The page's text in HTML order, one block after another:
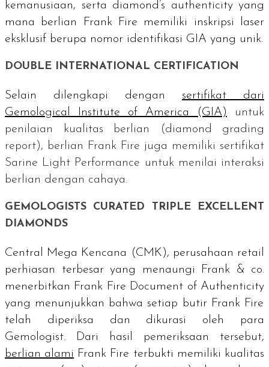
kemanusiaan, serta diamond’s authenticity yang
mana berlian Frank Fire memiliki inskripsi laser
eksklusif berupa nomor identifikasi GIA yang unik.
DOUBLE INTERNATIONAL CERTIFICATION
Selain dilengkapi dengan
sertifikat dari
Gemological Institute of America
(GIA) untuk
penilaian kualitas berlian (diamond grading
report), berlian Frank Fire juga memiliki sertifikat
Sarine Light Performance untuk menilai interaksi
berlian dengan cahaya.
GEMOLOGISTS CURATED TRIPLE EXCELLENT
DIAMONDS
Central Mega Kencana (CMK), perusahaan retail
perhiasan terbesar yang menaungi Frank & co.
menerbitkan Frank Fire Document of Authenticity
yang menunjukkan bahwa setiap butir Frank Fire
telah diperiksa dan dikurasi oleh para
Gemologist.
Dari hasil pemeriksaan tersebut,
berlian alami Frank Fire terbukti memiliki kualitas